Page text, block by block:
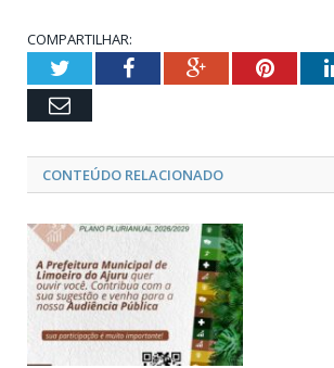
COMPARTILHAR:
TwitterFacebookGoogle+
Email
CONTEÚDO RELACIONADO